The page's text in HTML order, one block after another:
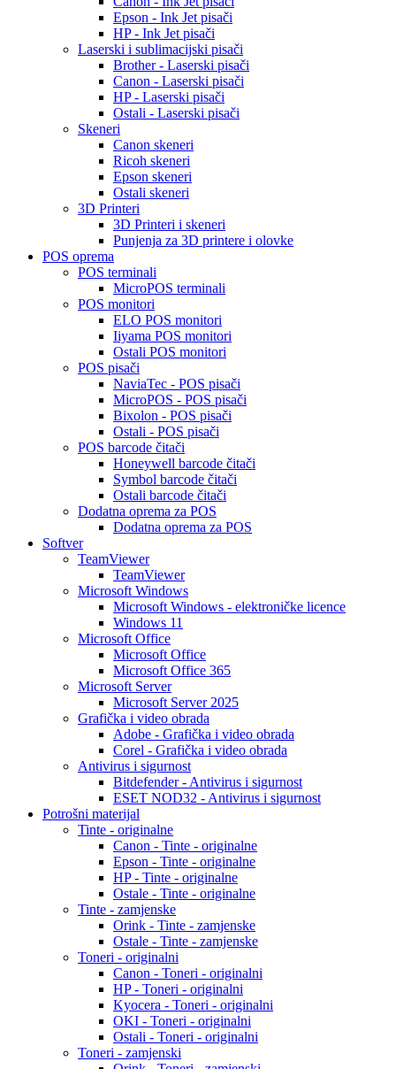
Epson - Ink Jet pisači
HP - Ink Jet pisači
Laserski i sublimacijski pisači
Brother - Laserski pisači
Canon - Laserski pisači
HP - Laserski pisači
Ostali - Laserski pisači
Skeneri
Canon skeneri
Ricoh skeneri
Epson skeneri
Ostali skeneri
3D Printeri
3D Printeri i skeneri
Punjenja za 3D printere i olovke
POS oprema
POS terminali
MicroPOS terminali
POS monitori
ELO POS monitori
Iiyama POS monitori
Ostali POS monitori
POS pisači
NaviaTec - POS pisači
MicroPOS - POS pisači
Bixolon - POS pisači
Ostali - POS pisači
POS barcode čitači
Honeywell barcode čitači
Symbol barcode čitači
Ostali barcode čitači
Dodatna oprema za POS
Dodatna oprema za POS
Softver
TeamViewer
TeamViewer
Microsoft Windows
Microsoft Windows - elektroničke licence
Windows 11
Microsoft Office
Microsoft Office
Microsoft Office 365
Microsoft Server
Microsoft Server 2025
Grafička i video obrada
Adobe - Grafička i video obrada
Corel - Grafička i video obrada
Antivirus i sigurnost
Bitdefender - Antivirus i sigurnost
ESET NOD32 - Antivirus i sigurnost
Potrošni materijal
Tinte - originalne
Canon - Tinte - originalne
Epson - Tinte - originalne
HP - Tinte - originalne
Ostale - Tinte - originalne
Tinte - zamjenske
Orink - Tinte - zamjenske
Ostale - Tinte - zamjenske
Toneri - originalni
Canon - Toneri - originalni
HP - Toneri - originalni
Kyocera - Toneri - originalni
OKI - Toneri - originalni
Ostali - Toneri - originalni
Toneri - zamjenski